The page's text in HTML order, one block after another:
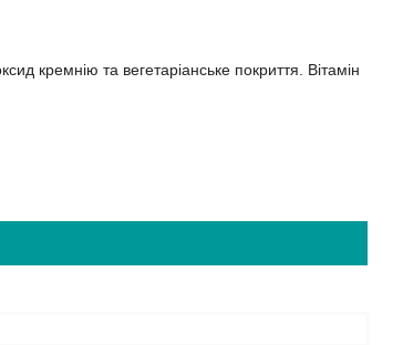
кремнію та вегетаріанське покриття. Вітамін